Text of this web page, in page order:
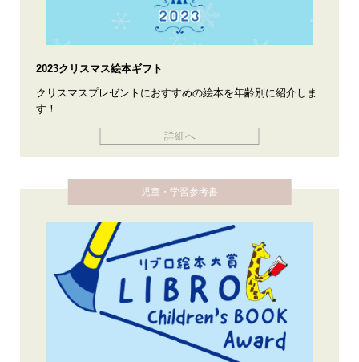
2023クリスマス絵本ギフト
クリスマスプレゼントにおすすめの絵本を年齢別に紹介しま
す！
詳細へ
児童・学習参考書